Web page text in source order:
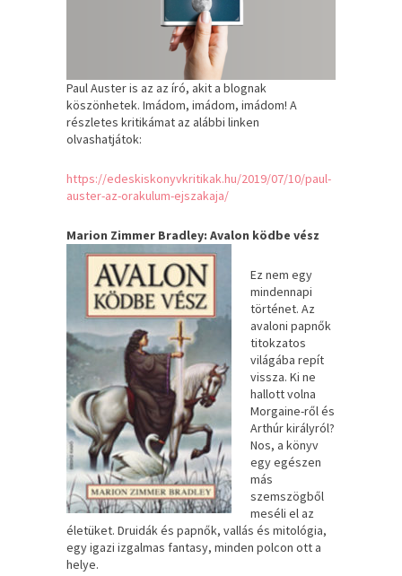
Paul Auster is az az író, akit a blognak
köszönhetek. Imádom, imádom, imádom! A
részletes kritikámat az alábbi linken
olvashatjátok:
https://edeskiskonyvkritikak.hu/2019/07/10/paul-
auster-az-orakulum-ejszakaja/
Marion Zimmer Bradley: Avalon ködbe vész
Ez nem egy
mindennapi
történet. Az
avaloni papnők
titokzatos
világába repít
vissza. Ki ne
hallott volna
Morgaine-ről és
Arthúr királyról?
Nos, a könyv
egy egészen
más
szemszögből
meséli el az
életüket. Druidák és papnők, vallás és mitológia,
egy igazi izgalmas fantasy, minden polcon ott a
helye.